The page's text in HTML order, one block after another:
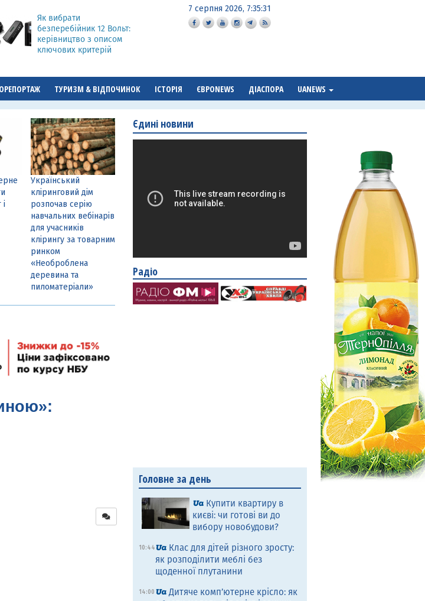
Як вибрати
безперебійник 12 Вольт:
керівництво з описом
ключових критерій
7 серпня 2026, 7:35:33
ТУРИЗМ & ВІДПОЧИНОК ІСТОРІЯ ЄВРОNEWS ДІАСПОРА UANEWS
Український
кліринговий дім
розпочав серію
навчальних вебінарів
для учасників
клірингу за товарним
ринком
«Необроблена
деревина та
пиломатеріали»
Єдині новини
Радіо
Головне за день
Купити квартиру в
києві: чи готові ви до
вибору новобудови?
10:44
Клас для дітей різного зросту:
як розподілити меблі без
щоденної плутанини
14:00
Дитяче комп’ютерне крісло: як